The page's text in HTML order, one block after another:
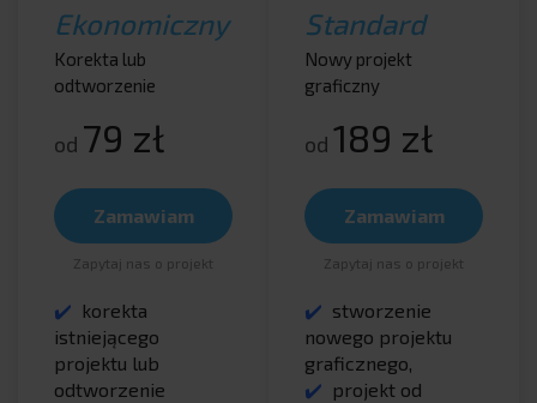
Ekonomiczny
Korekta lub
odtworzenie
od 79 zł
Zamawiam
Zapytaj nas o projekt
korekta
istniejącego
projektu lub
odtworzenie
Standard
Nowy projekt
graficzny
od 189 zł
Zamawiam
Zapytaj nas o projekt
stworzenie
nowego projektu
graficznego,
projekt od